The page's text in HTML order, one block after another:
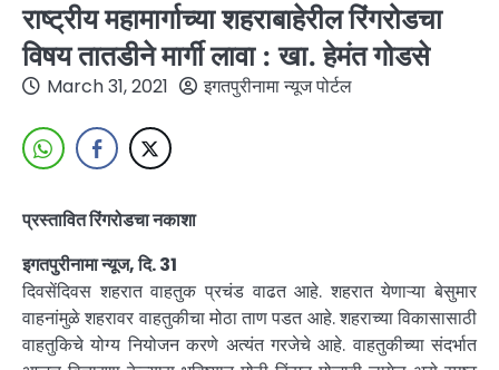
राष्ट्रीय महामार्गाच्या शहराबाहेरील रिंगरोडचा
विषय तातडीने मार्गी लावा : खा. हेमंत गोडसे
March 31, 2021 इगतपुरीनामा न्यूज पोर्टल
प्रस्तावित रिंगरोडचा नकाशा
इगतपुरीनामा न्यूज, दि. 31
दिवसेंदिवस शहरात वाहतुक प्रचंड वाढत आहे. शहरात येणाऱ्या बेसुमार
वाहनांमुळे शहरावर वाहतुकीचा मोठा ताण पडत आहे. शहराच्या विकासासाठी
वाहतुकिचे योग्य नियोजन करणे अत्यंत गरजेचे आहे. वाहतुकीच्या संदर्भात